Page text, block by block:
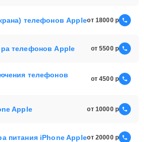
телефонов Appleот 18000
телефонов Apple от 5500
телефонов
от 4500
Apple от 10000
питания iPhone Appleот 20000